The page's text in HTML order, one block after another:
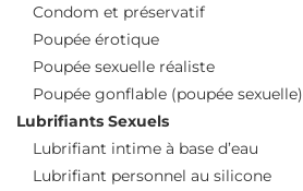
Condom et préservatif
Poupée érotique
Poupée sexuelle réaliste
Poupée gonflable (poupée sexuelle)
Lubrifiants Sexuels
Lubrifiant intime à base d’eau
Lubrifiant personnel au silicone